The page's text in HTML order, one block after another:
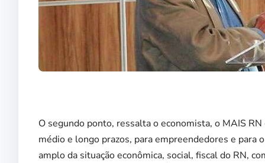
O segundo ponto, ressalta o economista, o MAIS
médio e longo prazos, para empreendedores e para
amplo da situação econômica, social, fiscal do RN,